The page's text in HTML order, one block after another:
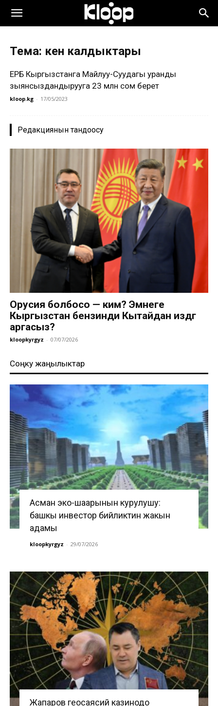
Тема: кен калдыктары
ЕРӨБ Кыргызстанга Майлуу-Суудагы уранды
зыянсыздандырууга 23 млн сом берет
kloop.kg - 17/05/2023
Редакциянын тандоосу
Орусия болбосо — ким? Эмнеге
Кыргызстан бензинди Кытайдан издөөгө
аргасыз?
kloopkyrgyz - 07/07/2026
Соңку жаңылыктар
Асман эко-шаарынын курулушу:
башкы инвестор бийликтин жакын
адамы
kloopkyrgyz - 29/07/2026
Жапаров геосаясий казинодо